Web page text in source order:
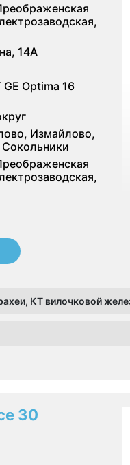
14А
Optima 16
Измайлово,
КТ вилочковой
30